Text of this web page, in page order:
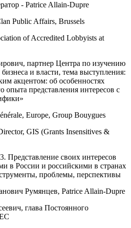
- Patrice Allain-Dupre
Public Affairs, Brussels
of Accredited Lobbyists at
партнер Центра по изучению
и власти, тема выступления:
акцентом: об особенностях
опыта представления интересов с
Europe, Group Bouygues
GIS (Grants Insensitives &
Представление своих интересов
в России и российскими в странах
проблемы, перспективы
Румянцев, Patrice Allain-Dupre
глава Постоянного